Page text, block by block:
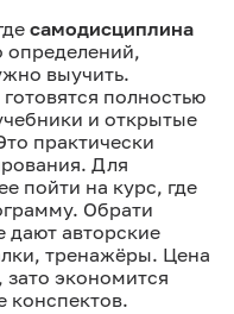
самодисциплина
определений,
выучить.
полностью
и открытые
практически
Для
пойти на курс, где
Обрати
авторские
тренажёры. Цена
экономится
конспектов.